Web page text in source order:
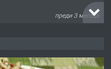
преди 3 месеца